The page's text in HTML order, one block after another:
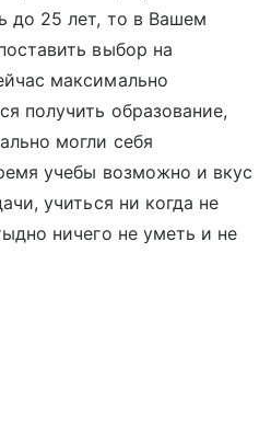
до 25 лет, то в Вашем
выбор на
максимально
получить образование,
могли себя
учебы возможно и вкус
учиться ни когда не
ничего не уметь и не